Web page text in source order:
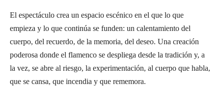
El espectáculo crea un espacio escénico en el que lo que
empieza y lo que continúa se funden: un calentamiento del
cuerpo, del recuerdo, de la memoria, del deseo. Una creación
poderosa donde el flamenco se despliega desde la tradición y, a
la vez, se abre al riesgo, la experimentación, al cuerpo que habla,
que se cansa, que incendia y que rememora.